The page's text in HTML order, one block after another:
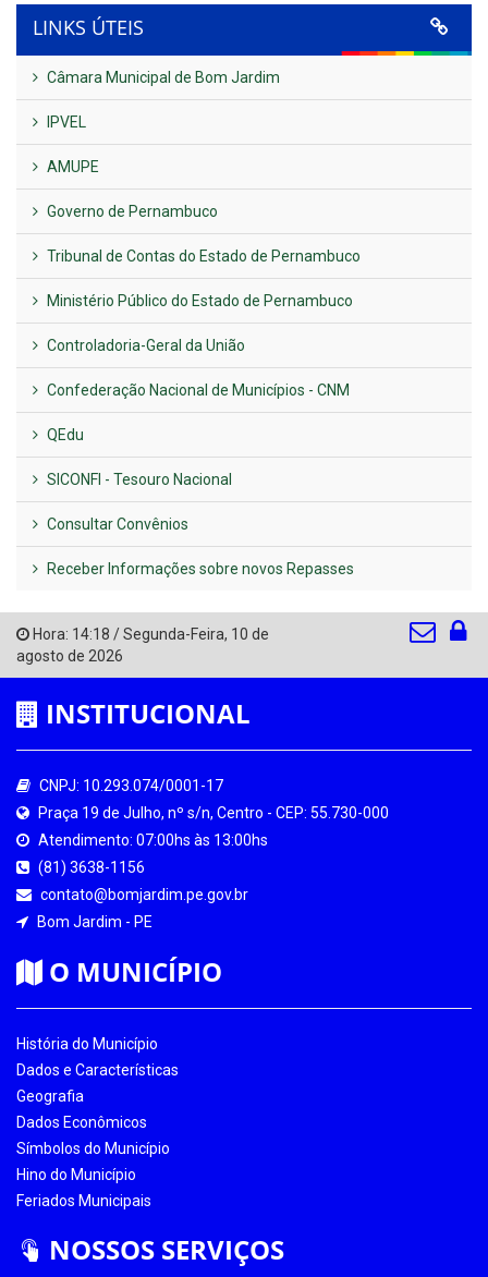
LINKS ÚTEIS
Câmara Municipal de Bom Jardim
IPVEL
AMUPE
Governo de Pernambuco
Tribunal de Contas do Estado de Pernambuco
Ministério Público do Estado de Pernambuco
Controladoria-Geral da União
Confederação Nacional de Municípios - CNM
QEdu
SICONFI - Tesouro Nacional
Consultar Convênios
Receber Informações sobre novos Repasses
Hora: 14:18 /Segunda-Feira, 10 de
agosto de 2026
INSTITUCIONAL
CNPJ: 10.293.074/0001-17
Praça 19 de Julho, nº s/n, Centro - CEP: 55.730-000
Atendimento: 07:00hs às 13:00hs
(81) 3638-1156
contato@bomjardim.pe.gov.br
Bom Jardim - PE
O MUNICÍPIO
História do Município
Dados e Características
Geografia
Dados Econômicos
Símbolos do Município
Hino do Município
Feriados Municipais
NOSSOS SERVIÇOS